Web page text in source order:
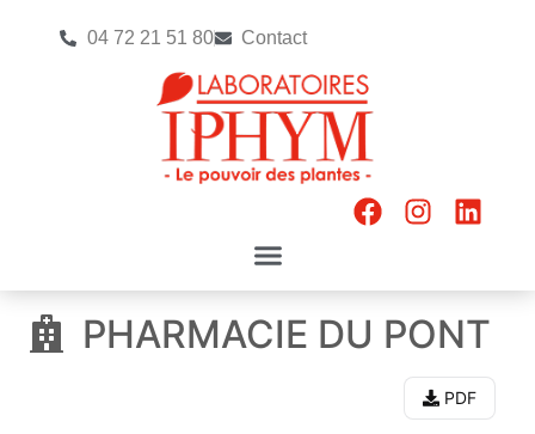
04 72 21 51 80 Contact
PHARMACIE DU PONT
PDF